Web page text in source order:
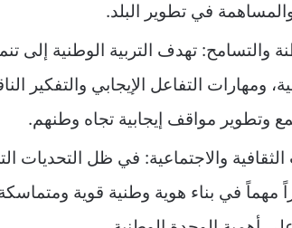
والمساهمة في تطوير البلد.
والتسامح: تهدف التربية الوطنية إلى
ومهارات التفاعل الإيجابي والتفكير
وتطوير مواقف إيجابية تجاه وطنهم.
والاجتماعية: في ظل التحديات
مهماً في بناء هوية وطنية قوية ومتماسكة،